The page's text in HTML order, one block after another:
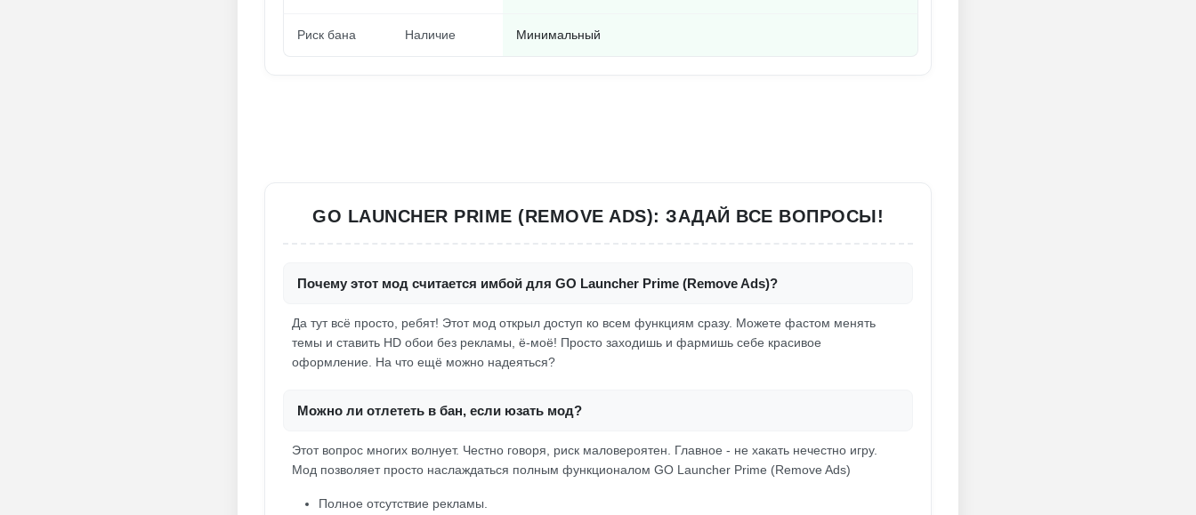
Риск бана Наличие Минимальный
GO LAUNCHER PRIME (REMOVE ADS): ЗАДАЙ ВСЕ ВОПРОСЫ!
Почему этот мод считается имбой для GO Launcher Prime (Remove Ads)?
Да тут всё просто, ребят! Этот мод открыл доступ ко всем функциям сразу. Можете фастом менять
темы и ставить HD обои без рекламы, ё-моё! Просто заходишь и фармишь себе красивое
оформление. На что ещё можно надеяться?
Можно ли отлететь в бан, если юзать мод?
Этот вопрос многих волнует. Честно говоря, риск маловероятен. Главное - не хакать нечестно игру.
Мод позволяет просто наслаждаться полным функционалом GO Launcher Prime (Remove Ads)
Полное отсутствие рекламы.